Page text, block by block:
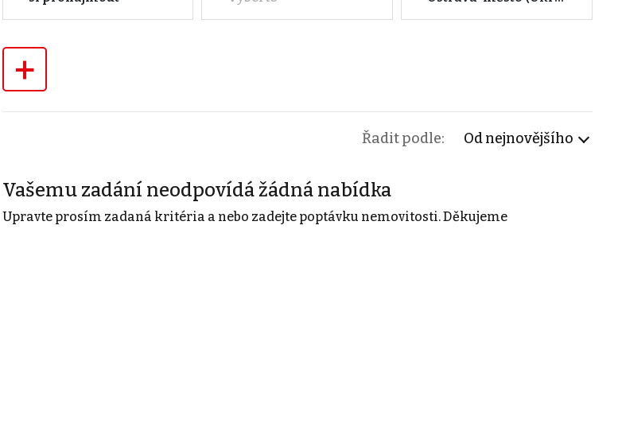
+
Řadit podle: Od nejnovějšího
Vašemu zadání neodpovídá žádná nabídka
Upravte prosím zadaná kritéria a nebo zadejte poptávku nemovitosti. Děkujeme